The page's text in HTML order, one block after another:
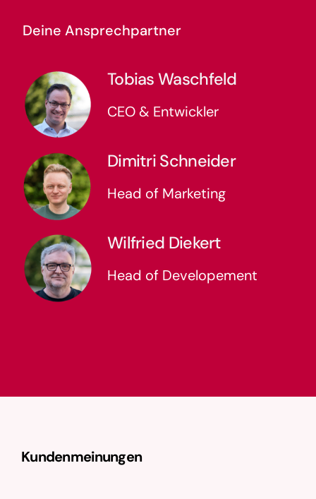
Deine Ansprechpartner
Tobias Waschfeld
CEO & Entwickler
Dimitri Schneider
Head of Marketing
Wilfried Diekert
Head of Developement
Kundenmeinungen